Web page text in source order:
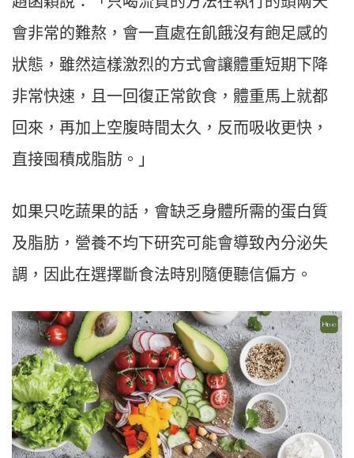
會非常的難熬，會一直處在飢餓沒有飽足感的
狀態，雖然這樣激烈的方式會讓體重短期下降
非常快速，且一回復正常飲食，體重馬上就都
回來，再加上空腹時間太久，反而吸收更快，
直接囤積成脂肪。」
如果只吃蔬果的話，會缺乏身體所需的蛋白質
及脂肪，營養不均下研究可能會導致內分泌失
調，因此在選擇斷食法時別隨便聽信偏方。